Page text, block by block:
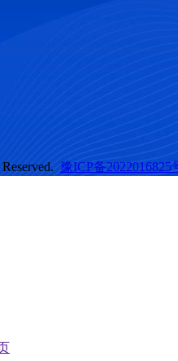
豫ICP备2022016825